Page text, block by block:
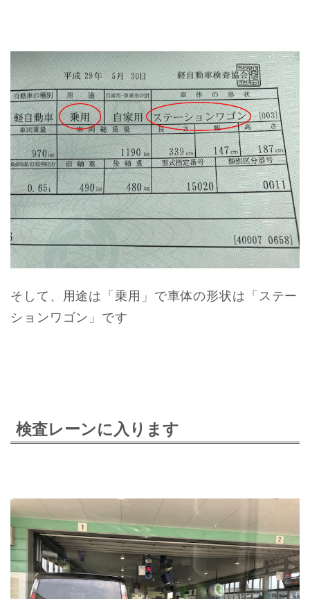
そして、用途は「乗用」で車体の形状は「ステー
ションワゴン」です
検査レーンに入ります